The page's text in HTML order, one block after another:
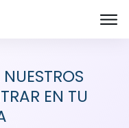
EN TU